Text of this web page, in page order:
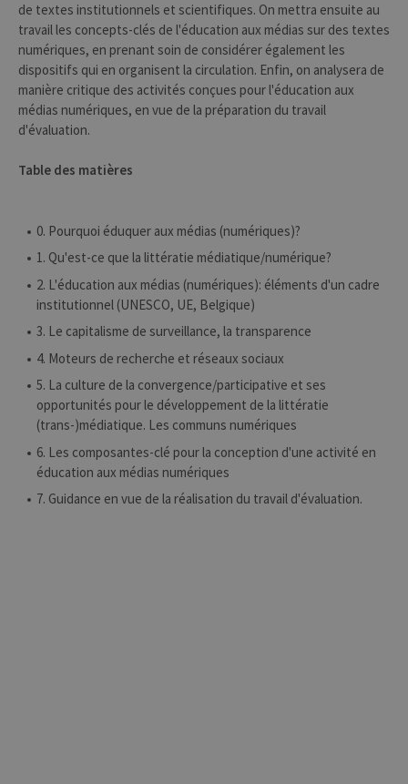
de textes institutionnels et scientifiques. On mettra ensuite au
travail les concepts-clés de l'éducation aux médias sur des textes
numériques, en prenant soin de considérer également les
dispositifs qui en organisent la circulation. Enfin, on analysera de
manière critique des activités conçues pour l'éducation aux
médias numériques, en vue de la préparation du travail
d'évaluation.
Table des matières
0. Pourquoi éduquer aux médias (numériques)?
1. Qu'est-ce que la littératie médiatique/numérique?
2. L'éducation aux médias (numériques): éléments d'un cadre
institutionnel (UNESCO, UE, Belgique)
3. Le capitalisme de surveillance, la transparence
4. Moteurs de recherche et réseaux sociaux
5. La culture de la convergence/participative et ses
opportunités pour le développement de la littératie
(trans-)médiatique. Les communs numériques
6. Les composantes-clé pour la conception d'une activité en
éducation aux médias numériques
7. Guidance en vue de la réalisation du travail d'évaluation.